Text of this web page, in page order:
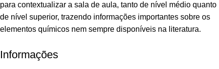
para contextualizar a sala de aula, tanto de nível médio quanto
de nível superior, trazendo informações importantes sobre os
elementos químicos nem sempre disponíveis na literatura.
Informações